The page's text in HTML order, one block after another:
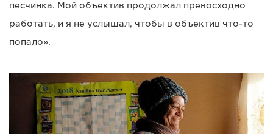
песчинка. Мой объектив продолжал превосходно
работать, и я не услышал, чтобы в объектив что-то
попало».